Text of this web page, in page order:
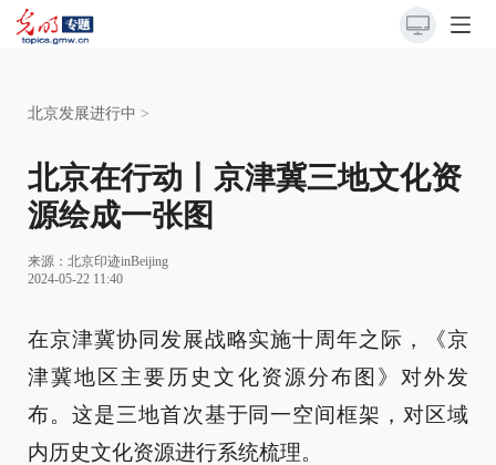
北京发展进行中 >
北京在行动丨京津冀三地文化资
源绘成一张图
来源：北京印迹inBeijing
2024-05-22 11:40
在京津冀协同发展战略实施十周年之际，《京
津冀地区主要历史文化资源分布图》对外发
布。这是三地首次基于同一空间框架，对区域
内历史文化资源进行系统梳理。